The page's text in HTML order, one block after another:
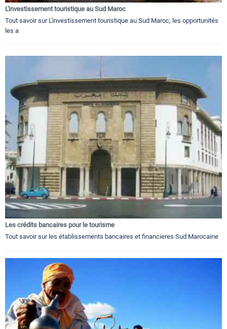
L'investissement touristique au Sud Maroc
Tout savoir sur L'investissement touristique au Sud Maroc, les opportunités
les a
Les crédits bancaires pour le tourisme
Tout savoir sur les établissements bancaires et financieres Sud Marocaine